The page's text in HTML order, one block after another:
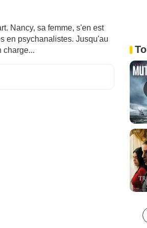
Nancy, sa femme, s'en est
en psychanalistes. Jusqu'au
charge...